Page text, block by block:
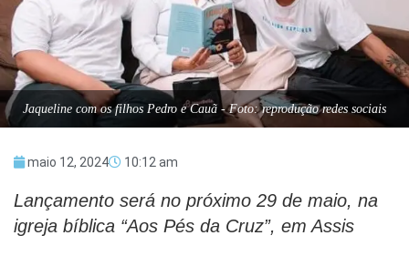
Jaqueline com os filhos Pedro e Cauã - Foto: reprodução redes sociais
maio 12, 2024 10:12 am
Lançamento será no próximo 29 de maio, na
igreja bíblica “Aos Pés da Cruz”, em Assis